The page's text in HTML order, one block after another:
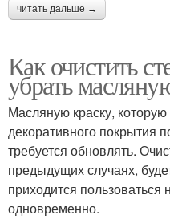
читать дальше →
Как очистить
убрать
Масляную краску,
декоративного покрытия
требуется обновлять.
предыдущих случаях,
приходится
одновременно.